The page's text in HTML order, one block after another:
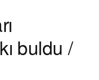
buldu /